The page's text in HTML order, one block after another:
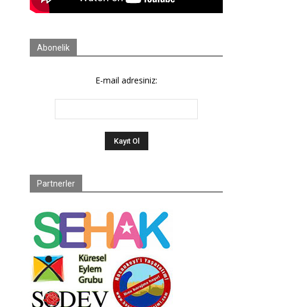
Abonelik
E-mail adresiniz:
Partnerler